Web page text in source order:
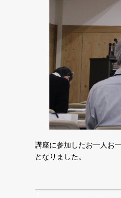
講座に参加したお一人お
となりました。